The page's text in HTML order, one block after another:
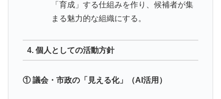
「育成」する仕組みを作り、候補者が集
まる魅力的な組織にする。
4. 個人としての活動方針
① 議会・市政の「見える化」（AI活用）